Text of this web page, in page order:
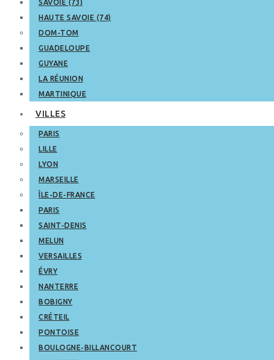
SAVOIE (73)
HAUTE SAVOIE (74)
DOM-TOM
GUADELOUPE
GUYANE
LA RÉUNION
MARTINIQUE
VILLES
PARIS
LILLE
LYON
MARSEILLE
ÎLE-DE-FRANCE
PARIS
SAINT-DENIS
MELUN
VERSAILLES
ÉVRY
NANTERRE
BOBIGNY
CRÉTEIL
PONTOISE
BOULOGNE-BILLANCOURT